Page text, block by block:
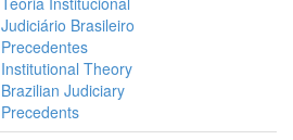
Judiciário Brasileiro
Precedentes
Institutional Theory
Brazilian Judiciary
Precedents